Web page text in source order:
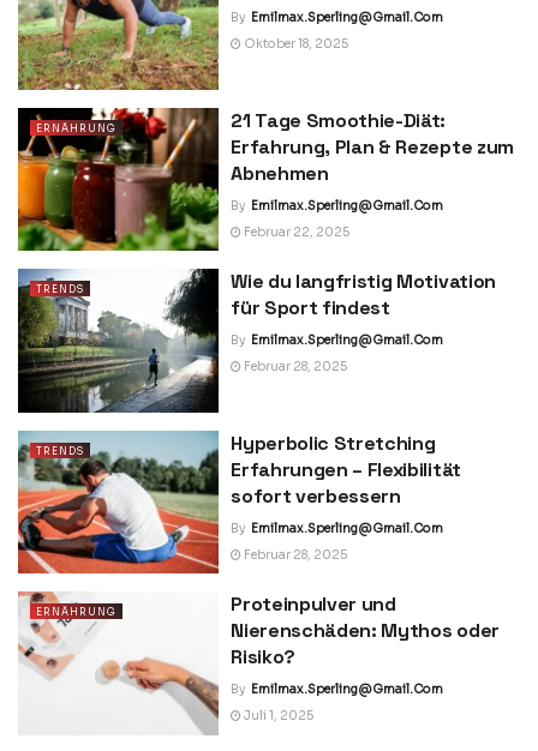
By Emilmax.sperling@gmail.com
Oktober 18, 2025
ERNÄHRUNG
21 Tage Smoothie-Diät:
Erfahrung, Plan & Rezepte zum
Abnehmen
By Emilmax.sperling@gmail.com
Februar 22, 2025
TRENDS
Wie du langfristig Motivation
für Sport findest
By Emilmax.sperling@gmail.com
Februar 28, 2025
TRENDS
Hyperbolic Stretching
Erfahrungen – Flexibilität
sofort verbessern
By Emilmax.sperling@gmail.com
Februar 28, 2025
ERNÄHRUNG
Proteinpulver und
Nierenschäden: Mythos oder
Risiko?
By Emilmax.sperling@gmail.com
Juli 1, 2025